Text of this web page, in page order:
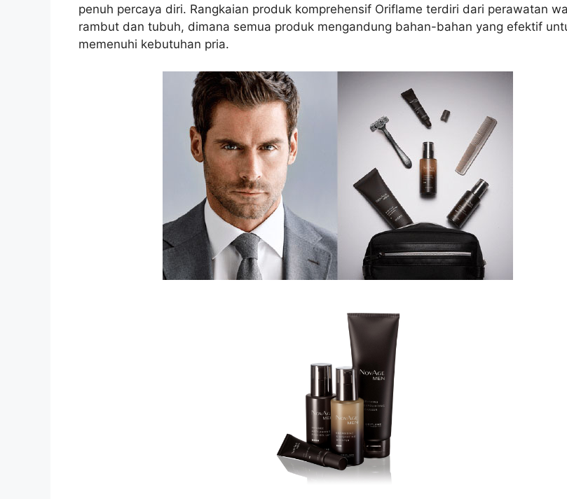
penuh percaya diri. Rangkaian produk komprehensif Oriflame terdiri dari perawatan
rambut dan tubuh, dimana semua produk mengandung bahan-bahan yang efektif
memenuhi kebutuhan pria.